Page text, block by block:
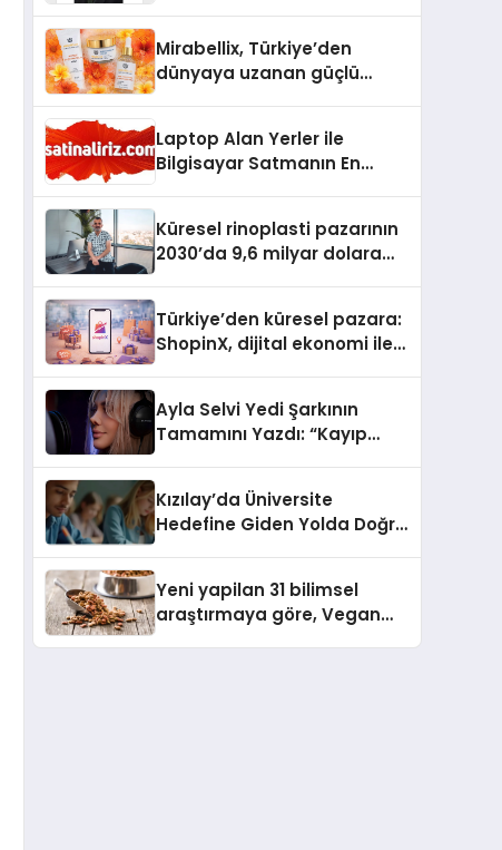
Mirabellix, Türkiye’den
dünyaya uzanan güçlü
Laptop Alan Yerler ile
Bilgisayar Satmanın En
Küresel rinoplasti pazarının
2030’da 9,6 milyar dolara
Türkiye’den küresel pazara:
ShopinX, dijital ekonomi ile
Ayla Selvi Yedi Şarkının
Tamamını Yazdı: “Kayıp
Kızılay’da Üniversite
Hedefine Giden Yolda Doğru
Yeni yapilan 31 bilimsel
araştırmaya göre, Vegan